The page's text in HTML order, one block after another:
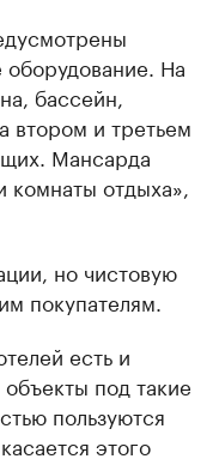
На
бассейн,
втором и третьем
Мансарда
комнаты отдыха»,
но чистовую
покупателям.
есть и
под такие
пользуются
этого